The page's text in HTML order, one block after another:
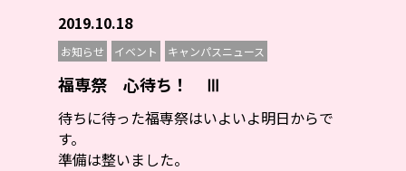
2019.10.18
お知らせ イベント キャンパスニュース
福専祭 心待ち！ Ⅲ
待ちに待った福専祭はいよいよ明日からで
す。
準備は整いました。